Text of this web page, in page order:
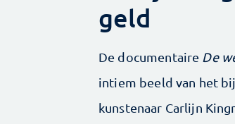
geld
De documentaire De
intiem beeld van het
kunstenaar Carlijn